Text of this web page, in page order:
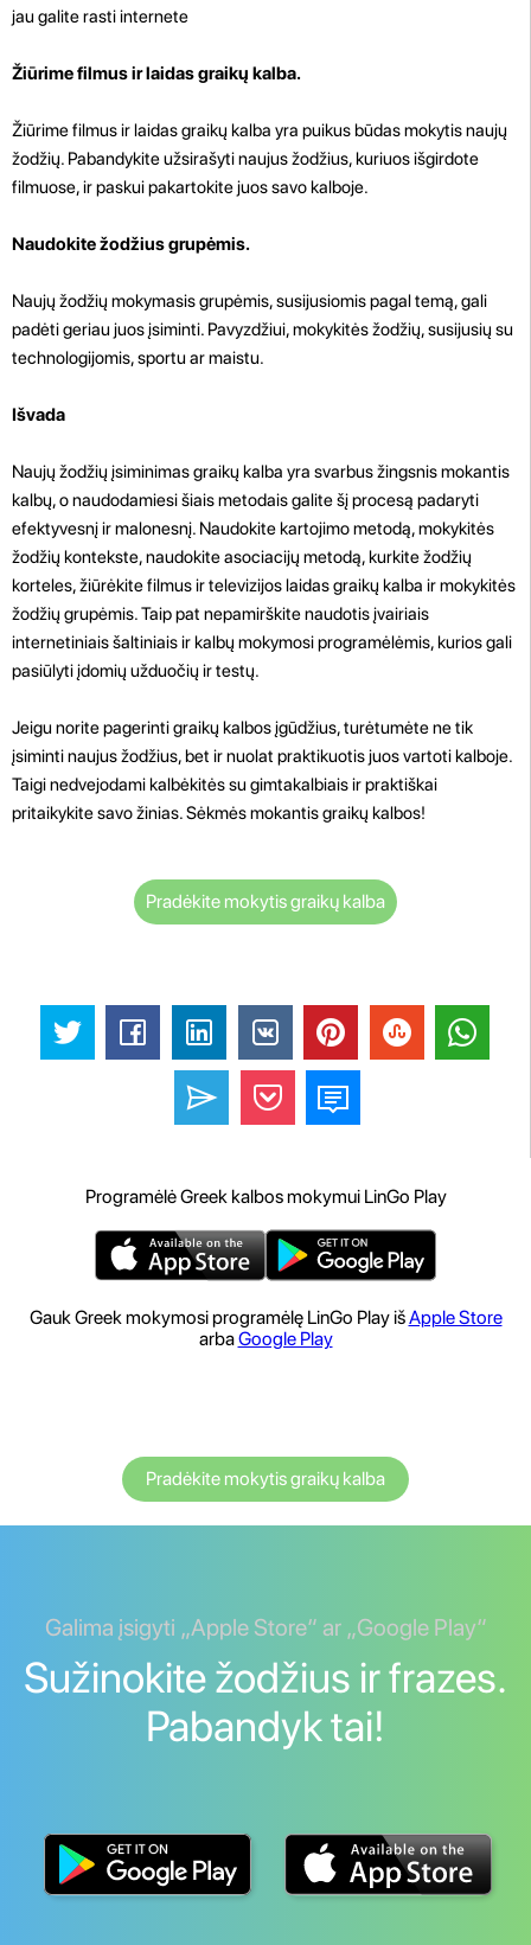
jau galite rasti internete
Žiūrime filmus ir laidas graikų kalba.
Žiūrime filmus ir laidas graikų kalba yra puikus būdas mokytis naujų
žodžių. Pabandykite užsirašyti naujus žodžius, kuriuos išgirdote
filmuose, ir paskui pakartokite juos savo kalboje.
Naudokite žodžius grupėmis.
Naujų žodžių mokymasis grupėmis, susijusiomis pagal temą, gali
padėti geriau juos įsiminti. Pavyzdžiui, mokykitės žodžių, susijusių su
technologijomis, sportu ar maistu.
Išvada
Naujų žodžių įsiminimas graikų kalba yra svarbus žingsnis mokantis
kalbų, o naudodamiesi šiais metodais galite šį procesą padaryti
efektyvesnį ir malonesnį. Naudokite kartojimo metodą, mokykitės
žodžių kontekste, naudokite asociacijų metodą, kurkite žodžių
korteles, žiūrėkite filmus ir televizijos laidas graikų kalba ir mokykitės
žodžių grupėmis. Taip pat nepamirškite naudotis įvairiais
internetiniais šaltiniais ir kalbų mokymosi programėlėmis, kurios gali
pasiūlyti įdomių užduočių ir testų.
Jeigu norite pagerinti graikų kalbos įgūdžius, turėtumėte ne tik
įsiminti naujus žodžius, bet ir nuolat praktikuotis juos vartoti kalboje.
Taigi nedvejodami kalbėkitės su gimtakalbiais ir praktiškai
pritaikykite savo žinias. Sėkmės mokantis graikų kalbos!
Pradėkite mokytis graikų kalba
Programėlė Greek kalbos mokymui LinGo Play
Gauk Greek mokymosi programėlę LinGo Play išApple Store
arbaGoogle Play
Pradėkite mokytis graikų kalba
Galima įsigyti „Apple Store“ ar „Google Play“
Sužinokite žodžius ir frazes.
Pabandyk tai!